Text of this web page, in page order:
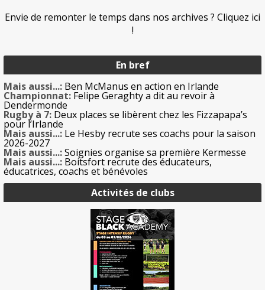
Envie de remonter le temps dans nos archives ? Cliquez ici
!
En bref
Mais aussi...: Ben McManus en action en Irlande
Championnat: Felipe Geraghty a dit au revoir à
Dendermonde
Rugby à 7: Deux places se libèrent chez les Fizzapapa’s
pour l’Irlande
Mais aussi...: Le Hesby recrute ses coachs pour la saison
2026-2027
Mais aussi...:Soignies organise sa première Kermesse
Mais aussi...: Boitsfort recrute des éducateurs,
éducatrices, coachs et bénévoles
Activités de clubs